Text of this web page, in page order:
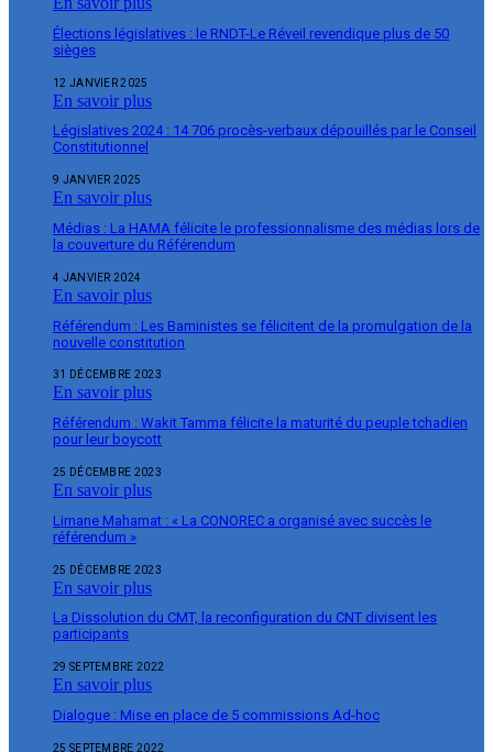
Élections législatives : le RNDT-Le Réveil revendique plus de 50
sièges
12 JANVIER 2025
En savoir plus
Législatives 2024 : 14 706 procès-verbaux dépouillés par le Conseil
Constitutionnel
9 JANVIER 2025
En savoir plus
Médias : La HAMA félicite le professionnalisme des médias lors de
la couverture du Référendum
4 JANVIER 2024
En savoir plus
Référendum : Les Baministes se félicitent de la promulgation de la
nouvelle constitution
31 DÉCEMBRE 2023
En savoir plus
Référendum : Wakit Tamma félicite la maturité du peuple tchadien
pour leur boycott
25 DÉCEMBRE 2023
En savoir plus
Limane Mahamat : « La CONOREC a organisé avec succès le
référendum »
25 DÉCEMBRE 2023
En savoir plus
La Dissolution du CMT, la reconfiguration du CNT divisent les
participants
29 SEPTEMBRE 2022
En savoir plus
Dialogue : Mise en place de 5 commissions Ad-hoc
25 SEPTEMBRE 2022